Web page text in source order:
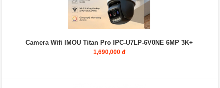
Camera Wifi IMOU Titan Pro IPC-U7LP-6V0NE 6MP 3K+
1,690,000 đ